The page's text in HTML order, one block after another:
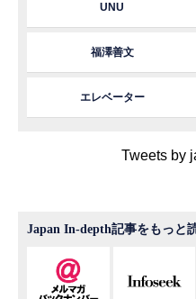
UNU
福澤善文
エレベーター
Tweets by
Japan In-depth記事をもっと